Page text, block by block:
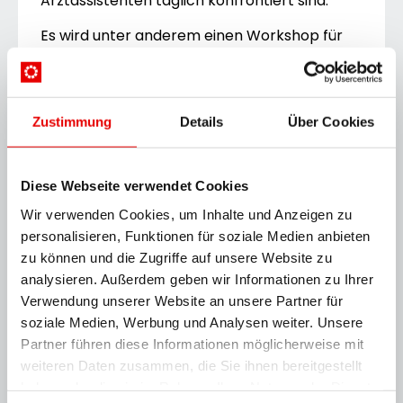
Zustimmung Details Über Cookies
Diese Webseite verwendet Cookies
Wir verwenden Cookies, um Inhalte und Anzeigen zu
personalisieren, Funktionen für soziale Medien anbieten
zu können und die Zugriffe auf unsere Website zu
analysieren. Außerdem geben wir Informationen zu Ihrer
Verwendung unserer Website an unsere Partner für
soziale Medien, Werbung und Analysen weiter. Unsere
Partner führen diese Informationen möglicherweise mit
weiteren Daten zusammen, die Sie ihnen bereitgestellt
Es wird unter anderem einen Workshop für
den Umgang mit von Alzheimerdemenz
betroffenen Patienten geben, ein weiterer
gewidmet. Auch sehr aktuelle Themen wie
„Wie gehe ich mit Impfgegnern um?” werden
angesprochen. Die hochkarätigen
werden über die neuen Entwicklungen im
Bereich „Therapie bei Gelenksschmerzen”
und „Darmgesundheit” informieren.
Die Tagung findet am Samstag, 15. Juni, in der
Villa Blanka statt und richtet sich nicht nur an
BdA-Mitglieder. Das gesamte Programm und
Details zur Anmeldung sind auf